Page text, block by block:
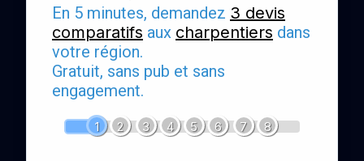
En 5 minutes, demandez 3 devis
comparatifs aux charpentiers dans
votre région.
Gratuit, sans pub et sans
engagement.
1 2 3 4 5 6 7 8